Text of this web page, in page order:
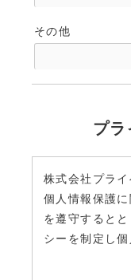
その他
プ
株式会社プライ
個人情報保護
を遵守すると
シーを制定し